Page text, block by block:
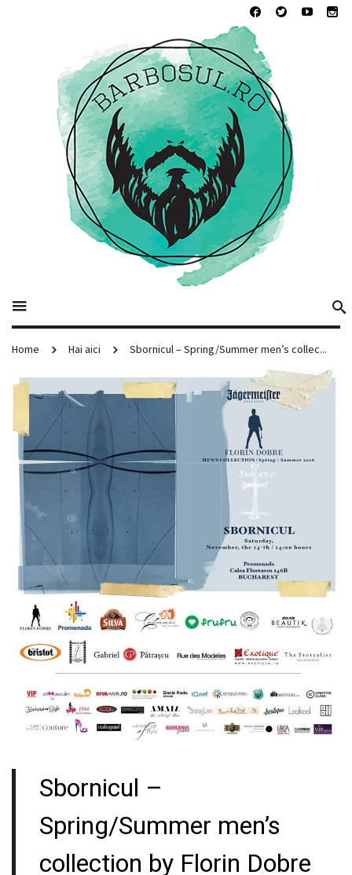
Home Hai aici Sbornicul – Spring/Summer men’s collec...
Sbornicul –
Spring/Summer men’s
collection by Florin Dobre